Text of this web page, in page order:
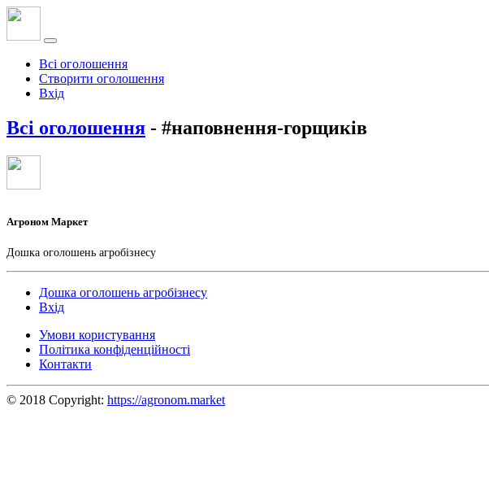
Всі оголошення
Створити оголошення
Вхід
Всі оголошення - #наповнення-горщиків
Агроном Маркет
Дошка оголошень агробізнесу
Дошка оголошень агробізнесу
Вхід
Умови користування
Політика конфіденційності
Контакти
© 2018 Copyright: https://agronom.market